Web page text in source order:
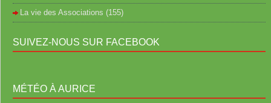
La vie des Associations (155)
SUIVEZ-NOUS SUR FACEBOOK
MÉTÉO À AURICE